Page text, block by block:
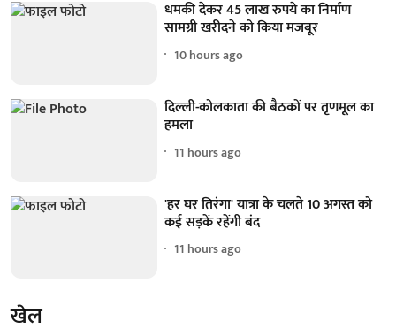
धमकी देकर 45 लाख रुपये का निर्माण
सामग्री खरीदने को किया मजबूर
10 hours ago
दिल्ली-कोलकाता की बैठकों पर तृणमूल का
हमला
11 hours ago
'हर घर तिरंगा' यात्रा के चलते 10 अगस्त को
कई सड़कें रहेंगी बंद
11 hours ago
खेल